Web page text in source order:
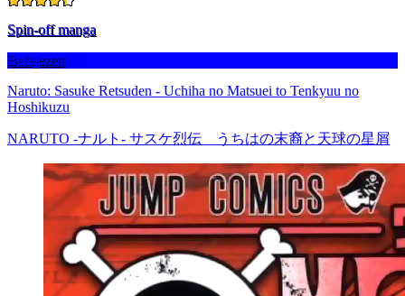
Spin-off manga
Befejezett
Naruto: Sasuke Retsuden - Uchiha no Matsuei to Tenkyuu no
Hoshikuzu
NARUTO -ナルト- サスケ烈伝 うちはの末裔と天球の星屑